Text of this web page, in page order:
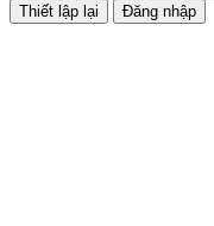
Đăng nhập